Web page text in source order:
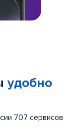
удобно
707 сервисов